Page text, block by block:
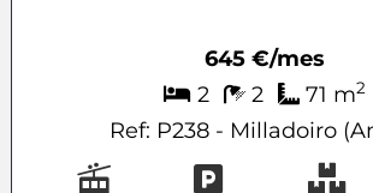
645 €/mes
2
2 71 m2
Ref: P238 - Milladoiro